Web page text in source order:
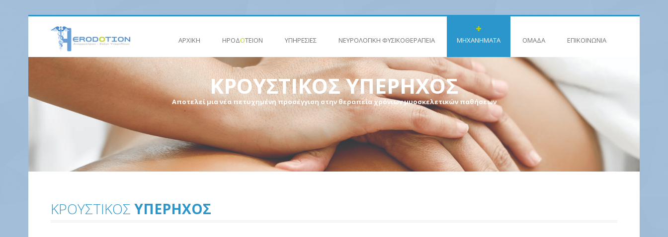
ΑΡΧΙΚΗ ΗΡΟΔΟΤΕΙΟΝ ΥΠΗΡΕΣΙΕΣ ΝΕΥΡΟΛΟΓΙΚΗ ΦΥΣΙΚΟΘΕΡΑΠΕΙΑ ΜΗΧΑΝΗΜΑΤΑ ΟΜΑΔΑ ΕΠΙΚΟΙΝΩΝIΑ
ΚΡΟΥΣΤΙΚΟΣ ΥΠΕΡΗΧΟΣ
Αποτελεί μια νέα πετυχημένη προσέγγιση στην θεραπεία χρόνιων μυοσκελετικών παθήσεων
ΚΡΟΥΣΤΙΚΟΣ ΥΠΕΡΗΧΟΣ